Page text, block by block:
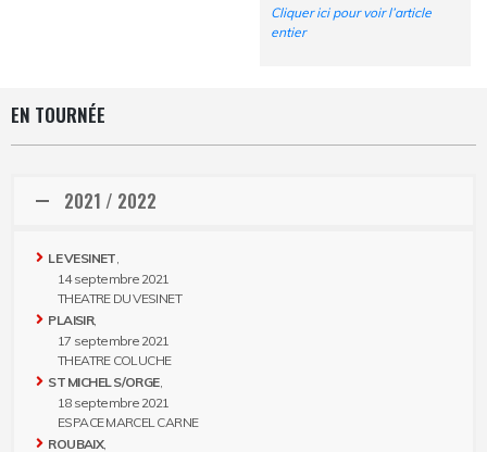
Cliquer ici pour voir l’article
entier
EN TOURNÉE
2021 / 2022
LE VESINET
14 septembre 2021
THEATRE DU VESINET
PLAISIR,
17 septembre 2021
THEATRE COLUCHE
ST MICHEL S/ORGE,
18 septembre 2021
ESPACE MARCEL CARNE
ROUBAIX,